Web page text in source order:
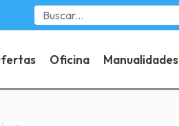
Oficina Manualidades